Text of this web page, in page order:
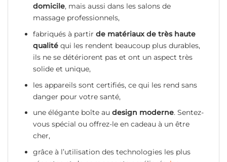
domicile, mais aussi dans les salons de
massage professionnels,
fabriqués à partir de matériaux de très haute
qualitéqui les rendent beaucoup plus durables,
ils ne se détériorent pas et ont un aspect très
solide et unique,
les appareils sont certifiés, ce qui les rend sans
danger pour votre santé,
une élégante boîte au design moderne. Sentez-
vous spécial ou offrez-le en cadeau à un être
cher,
grâce à l’utilisation des technologies les plus